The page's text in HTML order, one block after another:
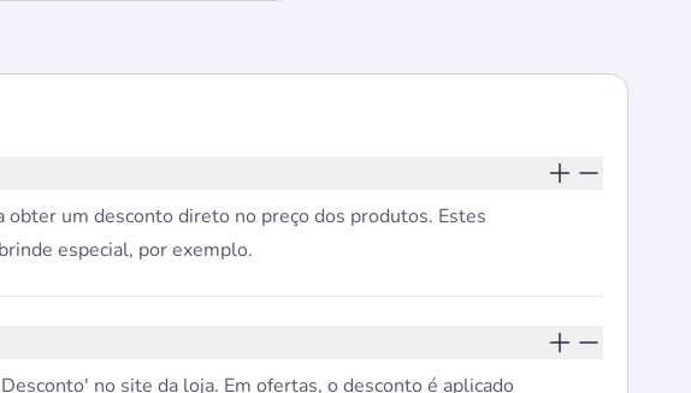
obter um desconto direto no preço dos produtos. Estes
especial, por exemplo.
no site da loja. Em ofertas, o desconto é aplicado